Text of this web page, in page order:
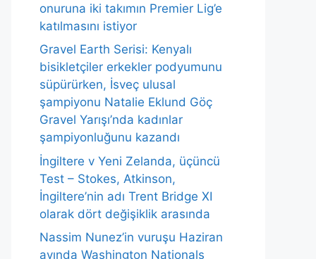
onuruna iki takımın Premier Lig’e
katılmasını istiyor
Gravel Earth Serisi: Kenyalı
bisikletçiler erkekler podyumunu
süpürürken, İsveç ulusal
şampiyonu Natalie Eklund Göç
Gravel Yarışı’nda kadınlar
şampiyonluğunu kazandı
İngiltere v Yeni Zelanda, üçüncü
Test – Stokes, Atkinson,
İngiltere’nin adı Trent Bridge XI
olarak dört değişiklik arasında
Nassim Nunez’in vuruşu Haziran
ayında Washington Nationals